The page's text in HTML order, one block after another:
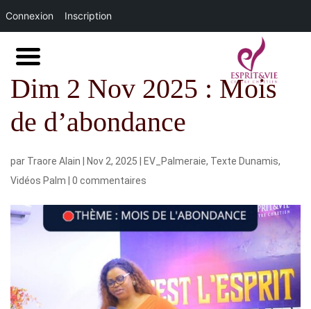
Dim 2 Nov 2025 : Mois
de d’abondance
par Traore Alain Nov 2, 2025 EV_Palmeraie, Texte Dunamis,
Vidéos Palm
0 commentaires
Connexion Inscription